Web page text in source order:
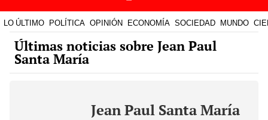
LO ÚLTIMO POLÍTICA OPINIÓN ECONOMÍA SOCIEDAD MUNDO
Últimas noticias sobre Jean Paul
Santa María
Jean Paul Santa María